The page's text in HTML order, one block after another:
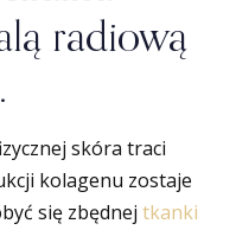
radiową
skóra traci
kolagenu zostaje
się zbędnej tkanki